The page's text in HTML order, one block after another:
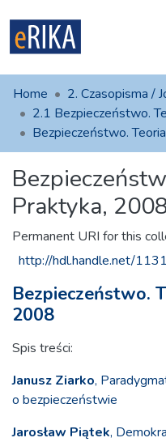
UAFM
Information
For authors
Help
Contact
Home
2. Czasopisma /
Praktyka,
Permanent URI for this
http://hdl.handle.net/
Bezpieczeństwo.
2008
Spis treści:
Janusz Ziarko,
o bezpieczeństwie
Jarosław Piątek,